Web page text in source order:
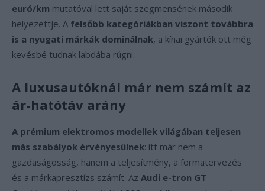
euró/km mutatóval lett saját szegmensének második
helyezettje. A felsőbb kategóriákban viszont továbbra
is a nyugati márkák dominálnak, a kínai gyártók ott még
kevésbé tudnak labdába rúgni.
A luxusautóknál már nem számít az
ár-hatótáv arány
A prémium elektromos modellek világában teljesen
más szabályok érvényesülnek: itt már nem a
gazdaságosság, hanem a teljesítmény, a formatervezés
és a márkapresztízs számít. Az Audi e-tron GT